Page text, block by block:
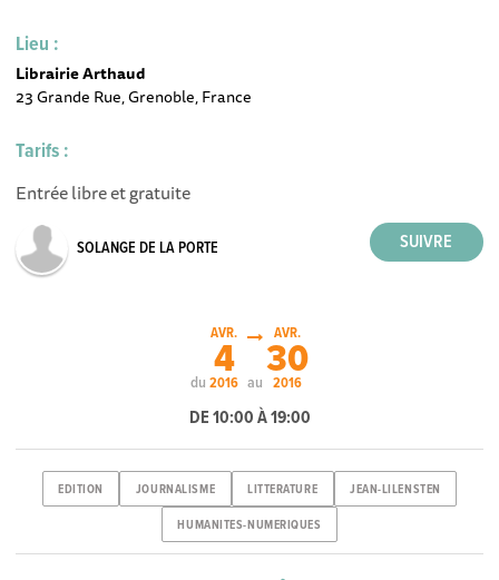
Lieu :
Librairie Arthaud
23 Grande Rue, Grenoble, France
Tarifs :
Entrée libre et gratuite
SOLANGE DE LA PORTE
du
AVR.
4
2016 au
AVR.
30
2016
DE 10:00 À 19:00
EDITION JOURNALISME LITTERATURE JEAN-LILENSTEN
HUMANITES-NUMERIQUES